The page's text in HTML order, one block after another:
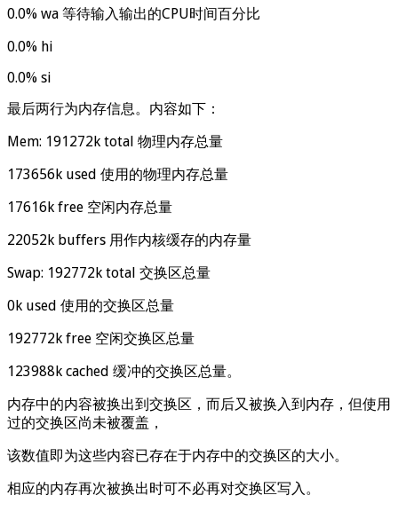
0.0% wa 等待输入输出的CPU时间百分比
0.0% hi
0.0% si
最后两行为内存信息。内容如下：
Mem: 191272k total 物理内存总量
173656k used 使用的物理内存总量
17616k free 空闲内存总量
22052k buffers 用作内核缓存的内存量
Swap: 192772k total 交换区总量
0k used 使用的交换区总量
192772k free 空闲交换区总量
123988k cached 缓冲的交换区总量。
内存中的内容被换出到交换区，而后又被换入到内存，但使用
过的交换区尚未被覆盖，
该数值即为这些内容已存在于内存中的交换区的大小。
相应的内存再次被换出时可不必再对交换区写入。